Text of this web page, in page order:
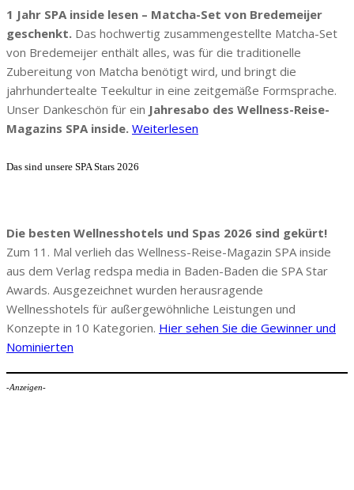
1 Jahr SPA inside lesen – Matcha-Set von Bredemeijer
geschenkt. Das hochwertig zusammengestellte Matcha-Set
von Bredemeijer enthält alles, was für die traditionelle
Zubereitung von Matcha benötigt wird, und bringt die
jahrhundertealte Teekultur in eine zeitgemäße Formsprache.
Unser Dankeschön für ein Jahresabo des Wellness-Reise-
Magazins SPA inside. Weiterlesen
Das sind unsere SPA Stars 2026
Die besten Wellnesshotels und Spas 2026 sind gekürt!
Zum 11. Mal verlieh das Wellness-Reise-Magazin SPA inside
aus dem Verlag redspa media in Baden-Baden die SPA Star
Awards. Ausgezeichnet wurden herausragende
Wellnesshotels für außergewöhnliche Leistungen und
Konzepte in 10 Kategorien. Hier sehen Sie die Gewinner und
Nominierten
-Anzeigen-